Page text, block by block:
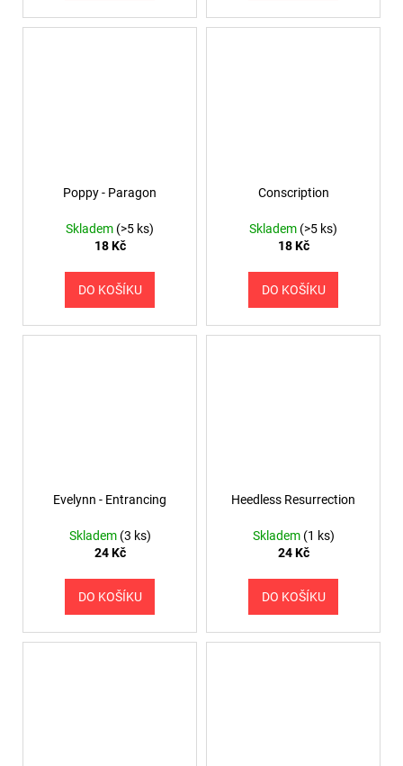
Poppy - Paragon
Skladem (>5 ks)
18 Kč
DO KOŠÍKU
Conscription
Skladem (>5 ks)
18 Kč
DO KOŠÍKU
Evelynn - Entrancing
Skladem (3 ks)
24 Kč
DO KOŠÍKU
Heedless Resurrection
Skladem (1 ks)
24 Kč
DO KOŠÍKU